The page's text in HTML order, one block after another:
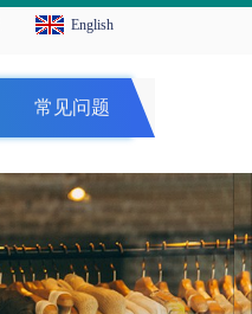
English
常见问题